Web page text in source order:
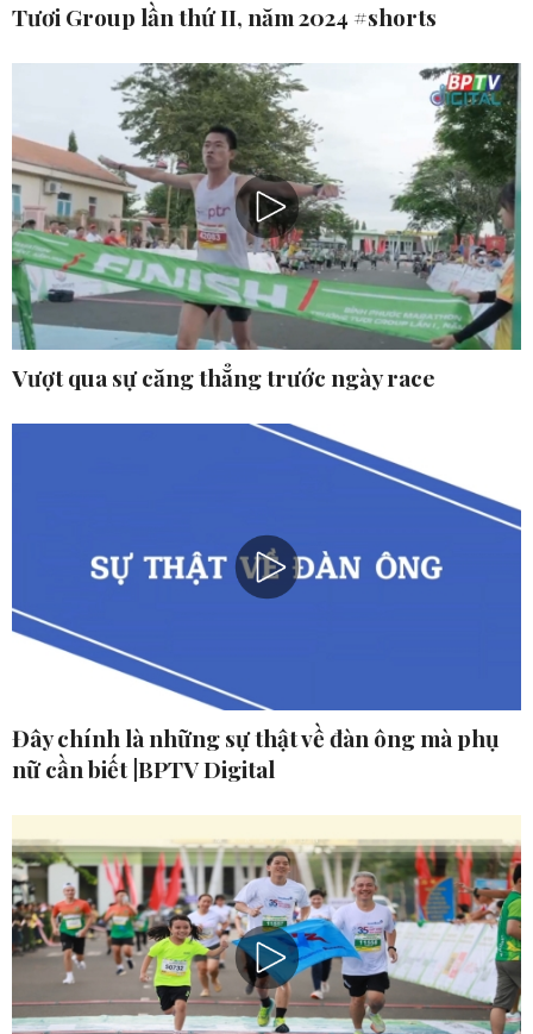
Tươi Group lần thứ II, năm 2024 #shorts
Vượt qua sự căng thẳng trước ngày race
Đây chính là những sự thật về đàn ông mà phụ
nữ cần biết |BPTV Digital